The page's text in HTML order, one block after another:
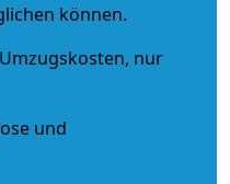
können.
nur
und